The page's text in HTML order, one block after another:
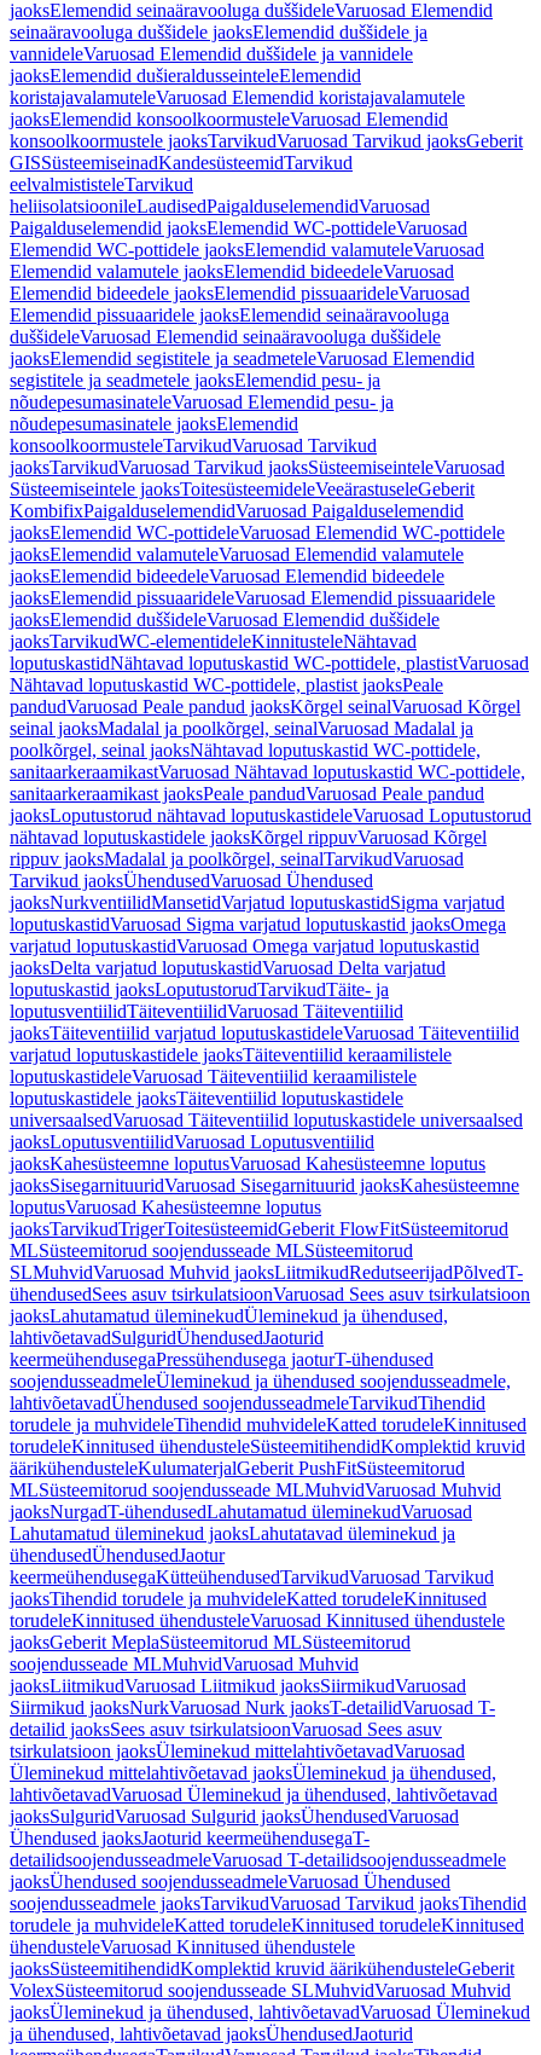
jaoksElemendid seinaäravooluga duššideleVaruosad Elemendid
seinaäravooluga duššidele jaoksElemendid duššidele ja
vannideleVaruosad Elemendid duššidele ja vannidele
jaoksElemendid dušieraldusseinteleElemendid
koristajavalamuteleVaruosad Elemendid koristajavalamutele
jaoksElemendid konsoolkoormusteleVaruosad Elemendid
konsoolkoormustele jaoksTarvikudVaruosad Tarvikud jaoksGeberit
GISSüsteemiseinadKandesüsteemidTarvikud
eelvalmististeleTarvikud
heliisolatsioonileLaudisedPaigalduselemendidVaruosad
Paigalduselemendid jaoksElemendid WC-pottideleVaruosad
Elemendid WC-pottidele jaoksElemendid valamuteleVaruosad
Elemendid valamutele jaoksElemendid bideedeleVaruosad
Elemendid bideedele jaoksElemendid pissuaarideleVaruosad
Elemendid pissuaaridele jaoksElemendid seinaäravooluga
duššideleVaruosad Elemendid seinaäravooluga duššidele
jaoksElemendid segistitele ja seadmeteleVaruosad Elemendid
segistitele ja seadmetele jaoksElemendid pesu- ja
nõudepesumasinateleVaruosad Elemendid pesu- ja
nõudepesumasinatele jaoksElemendid
konsoolkoormusteleTarvikudVaruosad Tarvikud
jaoksTarvikudVaruosad Tarvikud jaoksSüsteemiseinteleVaruosad
Süsteemiseintele jaoksToitesüsteemideleVeeärastuseleGeberit
KombifixPaigalduselemendidVaruosad Paigalduselemendid
jaoksElemendid WC-pottideleVaruosad Elemendid WC-pottidele
jaoksElemendid valamuteleVaruosad Elemendid valamutele
jaoksElemendid bideedeleVaruosad Elemendid bideedele
jaoksElemendid pissuaarideleVaruosad Elemendid pissuaaridele
jaoksElemendid duššideleVaruosad Elemendid duššidele
jaoksTarvikudWC-elementideleKinnitusteleNähtavad
loputuskastidNähtavad loputuskastid WC-pottidele, plastistVaruosad
Nähtavad loputuskastid WC-pottidele, plastist jaoksPeale
pandudVaruosad Peale pandud jaoksKõrgel seinalVaruosad Kõrgel
seinal jaoksMadalal ja poolkõrgel, seinalVaruosad Madalal ja
poolkõrgel, seinal jaoksNähtavad loputuskastid WC-pottidele,
sanitaarkeraamikastVaruosad Nähtavad loputuskastid WC-pottidele,
sanitaarkeraamikast jaoksPeale pandudVaruosad Peale pandud
jaoksLoputustorud nähtavad loputuskastideleVaruosad Loputustorud
nähtavad loputuskastidele jaoksKõrgel rippuvVaruosad Kõrgel
rippuv jaoksMadalal ja poolkõrgel, seinalTarvikudVaruosad
Tarvikud jaoksÜhendusedVaruosad Ühendused
jaoksNurkventiilidMansetidVarjatud loputuskastidSigma varjatud
loputuskastidVaruosad Sigma varjatud loputuskastid jaoksOmega
varjatud loputuskastidVaruosad Omega varjatud loputuskastid
jaoksDelta varjatud loputuskastidVaruosad Delta varjatud
loputuskastid jaoksLoputustorudTarvikudTäite- ja
loputusventiilidTäiteventiilidVaruosad Täiteventiilid
jaoksTäiteventiilid varjatud loputuskastideleVaruosad Täiteventiilid
varjatud loputuskastidele jaoksTäiteventiilid keraamilistele
loputuskastideleVaruosad Täiteventiilid keraamilistele
loputuskastidele jaoksTäiteventiilid loputuskastidele
universaalsedVaruosad Täiteventiilid loputuskastidele universaalsed
jaoksLoputusventiilidVaruosad Loputusventiilid
jaoksKahesüsteemne loputusVaruosad Kahesüsteemne loputus
jaoksSisegarnituuridVaruosad Sisegarnituurid jaoksKahesüsteemne
loputusVaruosad Kahesüsteemne loputus
jaoksTarvikudTrigerToitesüsteemidGeberit FlowFitSüsteemitorud
MLSüsteemitorud soojendusseade MLSüsteemitorud
SLMuhvidVaruosad Muhvid jaoksLiitmikudRedutseerijadPõlvedT-
ühendusedSees asuv tsirkulatsioonVaruosad Sees asuv tsirkulatsioon
jaoksLahutamatud üleminekudÜleminekud ja ühendused,
lahtivõetavadSulguridÜhendusedJaoturid
keermeühendusegaPressühendusega jaoturT-ühendused
soojendusseadmeleÜleminekud ja ühendused soojendusseadmele,
lahtivõetavadÜhendused soojendusseadmeleTarvikudTihendid
torudele ja muhvideleTihendid muhvideleKatted torudeleKinnitused
torudeleKinnitused ühendusteleSüsteemitihendidKomplektid kruvid
äärikühendusteleKulumaterjalGeberit PushFitSüsteemitorud
MLSüsteemitorud soojendusseade MLMuhvidVaruosad Muhvid
jaoksNurgadT-ühendusedLahutamatud üleminekudVaruosad
Lahutamatud üleminekud jaoksLahutatavad üleminekud ja
ühendusedÜhendusedJaotur
keermeühendusegaKütteühendusedTarvikudVaruosad Tarvikud
jaoksTihendid torudele ja muhvideleKatted torudeleKinnitused
torudeleKinnitused ühendusteleVaruosad Kinnitused ühendustele
jaoksGeberit MeplaSüsteemitorud MLSüsteemitorud
soojendusseade MLMuhvidVaruosad Muhvid
jaoksLiitmikudVaruosad Liitmikud jaoksSiirmikudVaruosad
Siirmikud jaoksNurkVaruosad Nurk jaoksT-detailidVaruosad T-
detailid jaoksSees asuv tsirkulatsioonVaruosad Sees asuv
tsirkulatsioon jaoksÜleminekud mittelahtivõetavadVaruosad
Üleminekud mittelahtivõetavad jaoksÜleminekud ja ühendused,
lahtivõetavadVaruosad Üleminekud ja ühendused, lahtivõetavad
jaoksSulguridVaruosad Sulgurid jaoksÜhendusedVaruosad
Ühendused jaoksJaoturid keermeühendusegaT-
detailidsoojendusseadmeleVaruosad T-detailidsoojendusseadmele
jaoksÜhendused soojendusseadmeleVaruosad Ühendused
soojendusseadmele jaoksTarvikudVaruosad Tarvikud jaoksTihendid
torudele ja muhvideleKatted torudeleKinnitused torudeleKinnitused
ühendusteleVaruosad Kinnitused ühendustele
jaoksSüsteemitihendidKomplektid kruvid äärikühendusteleGeberit
VolexSüsteemitorud soojendusseade SLMuhvidVaruosad Muhvid
jaoksÜleminekud ja ühendused, lahtivõetavadVaruosad Üleminekud
ja ühendused, lahtivõetavad jaoksÜhendusedJaoturid